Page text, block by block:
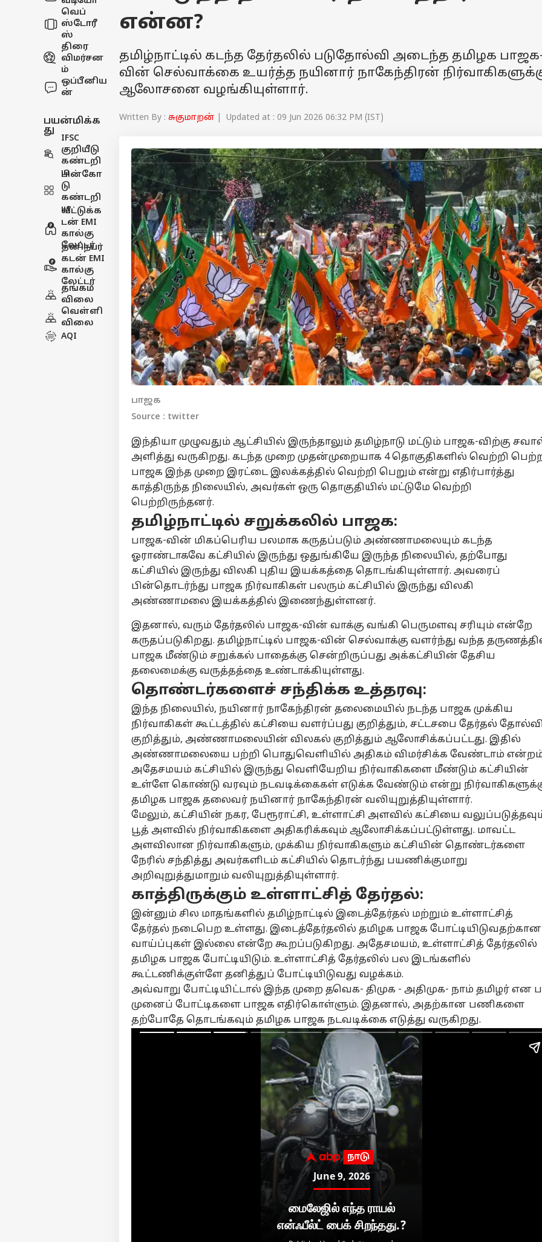
வெப்
ஸ்டோரீ
ஸ்
திரை
விமர்சன
ம்
ஒப்பீனிய
ன்
பயன்மிக்க
து
IFSC
குறியீடு
கண்டறி
ய
பின்கோ
டு
கண்டறி
ய
வீட்டுக்க
டன் EMI
கால்கு
லேட்டர்
தனிநபர்
கடன் EMI
கால்கு
லேட்டர்
தங்கம்
விலை
வெள்ளி
விலை
AQI
என்ன?
தமிழ்நாட்டில் கடந்த தேர்தலில் படுதோல்வி அடைந்த தமிழக
வின் செல்வாக்கை உயர்த்த நயினார் நாகேந்திரன்
ஆலோசனை வழங்கியுள்ளார்.
Written By : சுகுமாறன் | Updated at : 09 Jun 2026 06:32 PM (IST)
பாஜக
Source : twitter
இந்தியா முழுவதும் ஆட்சியில் இருந்தாலும் தமிழ்நாடு மட்டும் பாஜக-விற்கு
அளித்து வருகிறது. கடந்த முறை முதன்முறையாக 4 தொகுதிகளில் வெற்றி
பாஜக இந்த முறை இரட்டை இலக்கத்தில் வெற்றி பெறும் என்று எதிர்பார்த்து
காத்திருந்த நிலையில், அவர்கள் ஒரு தொகுதியில் மட்டுமே வெற்றி
பெற்றிருந்தனர்.
தமிழ்நாட்டில் சறுக்கலில் பாஜக:
பாஜக-வின் மிகப்பெரிய பலமாக கருதப்படும் அண்ணாமலையும் கடந்த
ஓராண்டாகவே கட்சியில் இருந்து ஒதுங்கியே இருந்த நிலையில், தற்போது
கட்சியில் இருந்து விலகி புதிய இயக்கத்தை தொடங்கியுள்ளார். அவரைப்
பின்தொடர்ந்து பாஜக நிர்வாகிகள் பலரும் கட்சியில் இருந்து விலகி
அண்ணாமலை இயக்கத்தில் இணைந்துள்ளனர்.
இதனால், வரும் தேர்தலில் பாஜக-வின் வாக்கு வங்கி பெருமளவு சரியும் என்றே
கருதப்படுகிறது. தமிழ்நாட்டில் பாஜக-வின் செல்வாக்கு வளர்ந்து வந்த
பாஜக மீண்டும் சறுக்கல் பாதைக்கு சென்றிருப்பது அக்கட்சியின் தேசிய
தலைமைக்கு வருத்தத்தை உண்டாக்கியுள்ளது.
தொண்டர்களைச் சந்திக்க உத்தரவு:
இந்த நிலையில், நயினார் நாகேந்திரன் தலைமையில் நடந்த பாஜக முக்கிய
நிர்வாகிகள் கூட்டத்தில் கட்சியை வளர்ப்பது குறித்தும், சட்டசபை தேர்தல் தோல்வி
குறித்தும், அண்ணாமலையின் விலகல் குறித்தும் ஆலோசிக்கப்பட்டது. இதில்
அண்ணாமலையை பற்றி பொதுவெளியில் அதிகம் விமர்சிக்க வேண்டாம்
அதேசமயம் கட்சியில் இருந்து வெளியேறிய நிர்வாகிகளை மீண்டும் கட்சியின்
உள்ளே கொண்டு வரவும் நடவடிக்கைகள் எடுக்க வேண்டும் என்று
தமிழக பாஜக தலைவர் நயினார் நாகேந்திரன் வலியுறுத்தியுள்ளார்.
மேலும், கட்சியின் நகர, பேரூராட்சி, உள்ளாட்சி அளவில் கட்சியை
பூத் அளவில் நிர்வாகிகளை அதிகரிக்கவும் ஆலோசிக்கப்பட்டுள்ளது. மாவட்ட
அளவிலான நிர்வாகிகளும், முக்கிய நிர்வாகிகளும் கட்சியின் தொண்டர்களை
நேரில் சந்தித்து அவர்களிடம் கட்சியில் தொடர்ந்து பயணிக்குமாறு
அறிவுறுத்துமாறும் வலியுறுத்தியுள்ளார்.
காத்திருக்கும் உள்ளாட்சித் தேர்தல்:
இன்னும் சில மாதங்களில் தமிழ்நாட்டில் இடைத்தேர்தல் மற்றும் உள்ளாட்சித்
தேர்தல் நடைபெற உள்ளது. இடைத்தேர்தலில் தமிழக பாஜக போட்டியிடுவதற்கான
வாய்ப்புகள் இல்லை என்றே கூறப்படுகிறது. அதேசமயம், உள்ளாட்சித் தேர்தலில்
தமிழக பாஜக போட்டியிடும். உள்ளாட்சித் தேர்தலில் பல இடங்களில்
கூட்டணிக்குள்ளே தனித்துப் போட்டியிடுவது வழக்கம்.
அவ்வாறு போட்டியிட்டால் இந்த முறை தவெக- திமுக - அதிமுக- நாம் தமிழர் என
முனைப் போட்டிகளை பாஜக எதிர்கொள்ளும். இதனால், அதற்கான பணிகளை
தற்போதே தொடங்கவும் தமிழக பாஜக நடவடிக்கை எடுத்து வருகிறது.
Hello Guest
எங்களிடம்
விளம்பரம் செய்ய
சுயவிவரம்
வேலைவாய்ப்புகள்
தொடர்புகொள்ள
கருத்துக்கேட்பு
தனியுரிமை
பர்சனல் கார்னர்
முக்கிய கட்டுரைகள் டாப் ரீல்ஸ்
தமிழ்நாடு
PMK vs Congress:
காங்கிரசை
இறங்கி அடிக்கும்
அன்புமணி! பாமக
போடும் ஸ்கெட்ச்
என்ன?
தமிழ்நாடு
பனையூருக்கு
தூதுவிட்ட
முன்னாள்
முதல்வர் மகன்!
அப்பாவோட வரச்
சொன்ன தவெக -
நடந்தது என்ன?
கிரிக்கெட்
Hardik Pandya:
சிஎஸ்கே
வருகிறாரா ஹர்திக்
பாண்ட்யா?
அரசியல்
எதிர்பாராத
ட்விஸ்ட்கள்,
அடுத்தடுத்த
தோல்வி -
திமுகவின் அடுத்த
ப்ளான் என்ன?
தயாராகும் தவெக
தமிழ்நாடு
மேகதாது அணை
கட்டப்பட்டால் கபினி
நீரும் கிடைக்காது:
அன்புமணி
எச்சரிக்கை!
ஆன்மிகம்